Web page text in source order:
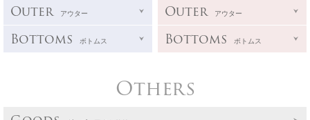
Outer アウター
Bottoms ボトムス
Outer アウター
Bottoms ボトムス
Others